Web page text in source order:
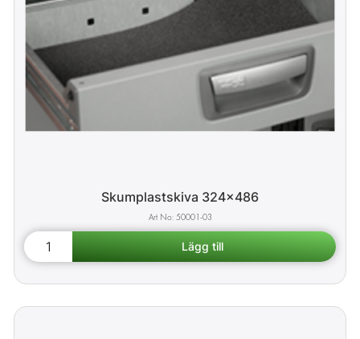
Skumplastskiva 324x486
50001-03